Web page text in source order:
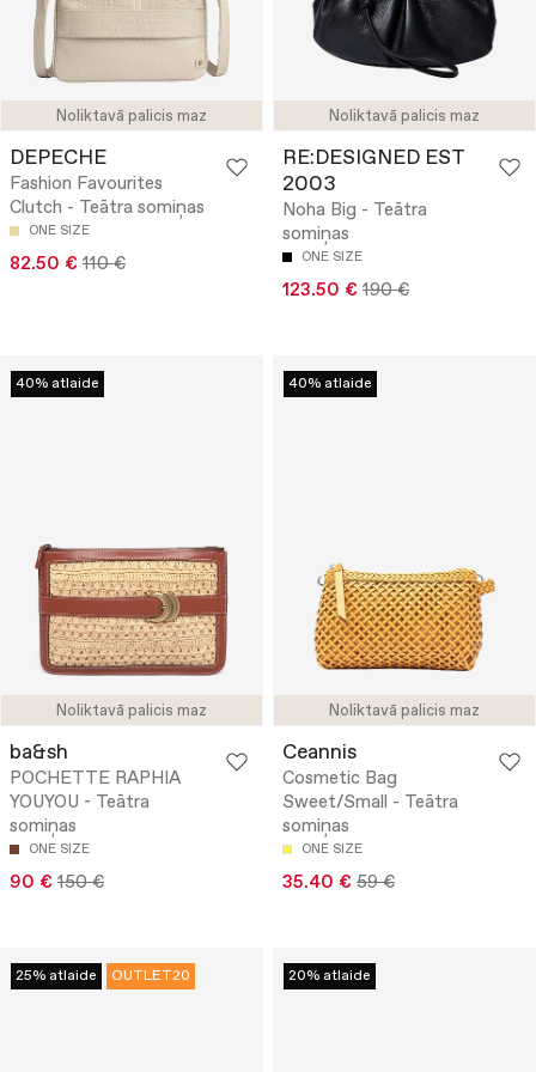
Noliktavā palicis maz
DEPECHE
Fashion Favourites
Clutch - Teātra somiņas
ONE SIZE
82.50 € 110 €
Noliktavā palicis maz
RE:DESIGNED EST
2003
Noha Big - Teātra
somiņas
ONE SIZE
123.50 € 190 €
Noliktavā palicis maz
40% atlaide
ba&sh
POCHETTE RAPHIA
YOUYOU - Teātra
somiņas
ONE SIZE
90 € 150 €
Noliktavā palicis maz
40% atlaide
Ceannis
Cosmetic Bag
Sweet/Small - Teātra
somiņas
ONE SIZE
35.40 € 59 €
25% atlaide OUTLET20 20% atlaide